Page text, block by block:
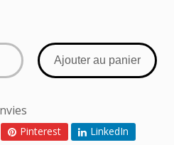
Ajouter au panier
Pinterest LinkedIn